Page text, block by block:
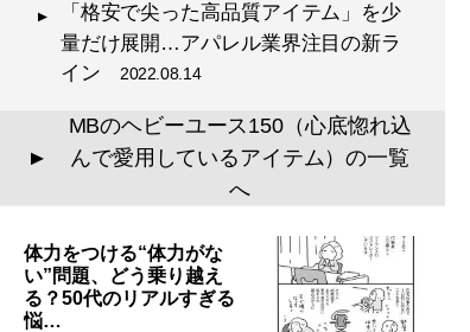
「格安で尖った高品質アイテム」を少
量だけ展開…アパレル業界注目の新ラ
イン
2022.08.14
▲
MBのヘビーユース150（心底惚れ込
んで愛用しているアイテム）の一覧
へ
体力をつける“体力がな
い”問題、どう乗り越え
る？50代のリアルすぎる
悩…